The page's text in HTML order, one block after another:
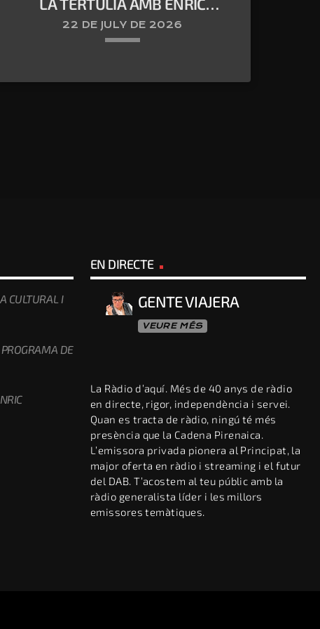
FONTBERNAT
22 DE JULY DE 2026
CULTURAL I
DE
EN DIRECTE
GENTE VIAJERA
VEURE MÉS
La Ràdio d’aquí. Més de 40 anys de ràdio
en directe, rigor, independència i servei.
Quan es tracta de ràdio, ningú té més
presència que la Cadena Pirenaica.
L’emissora privada pionera al Principat, la
major oferta en ràdio i streaming i el futur
del DAB. T’acostem al teu públic amb la
ràdio generalista líder i les millors
emissores temàtiques.